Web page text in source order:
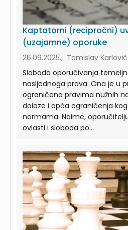
Kaptatorni (recipročni)
(uzajamne) oporuke
26.09.2025., Tomislav Karlović
Sloboda oporučivanja
nasljednoga prava. Ona je u
ograničena pravima nužnih
dolaze i opća ograničenja
normama. Naime,
ovlasti i sloboda po...